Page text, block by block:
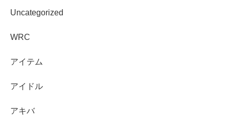
Uncategorized
WRC
アイテム
アイドル
アキバ